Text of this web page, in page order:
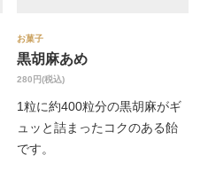
お菓子
黒胡麻あめ
280円(税込)
1粒に約400粒分の黒胡麻がギ
ュッと詰まったコクのある飴
です。